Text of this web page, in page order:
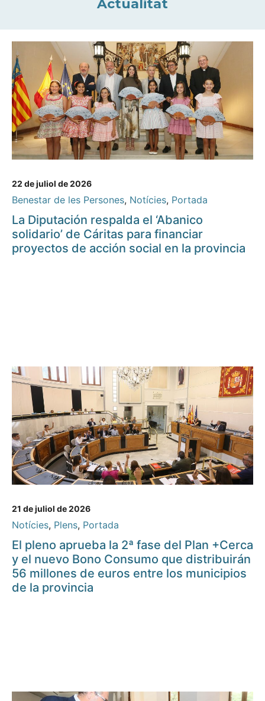
Actualitat
22 de juliol de 2026
Benestar de les Persones, Notícies, Portada
La Diputación respalda el ‘Abanico
solidario’ de Cáritas para financiar
proyectos de acción social en la provincia
21 de juliol de 2026
Notícies, Plens, Portada
El pleno aprueba la 2ª fase del Plan +Cerca
y el nuevo Bono Consumo que distribuirán
56 millones de euros entre los municipios
de la provincia